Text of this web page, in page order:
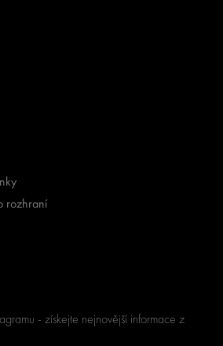
rozhraní
- získejte nejnovější informace z